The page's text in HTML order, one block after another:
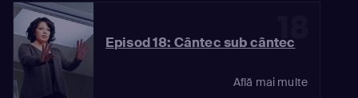
18
Episod 18: Cântec sub cântec
Află mai multe